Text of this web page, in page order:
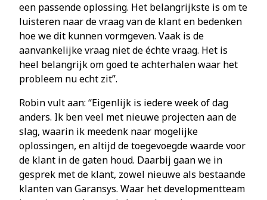
een passende oplossing. Het belangrijkste is om te
luisteren naar de vraag van de klant en bedenken
hoe we dit kunnen vormgeven. Vaak is de
aanvankelijke vraag niet de échte vraag. Het is
heel belangrijk om goed te achterhalen waar het
probleem nu echt zit”.
Robin vult aan: “Eigenlijk is iedere week of dag
anders. Ik ben veel met nieuwe projecten aan de
slag, waarin ik meedenk naar mogelijke
oplossingen, en altijd de toegevoegde waarde voor
de klant in de gaten houd. Daarbij gaan we in
gesprek met de klant, zowel nieuwe als bestaande
klanten van Garansys. Waar het developmentteam